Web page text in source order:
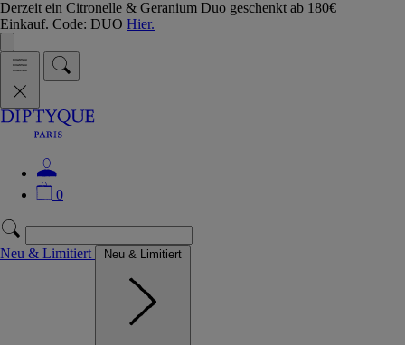
Derzeit ein Citronelle & Geranium Duo geschenkt ab 180€
Einkauf. Code: DUO Hier.
0
Neu & Limitiert Neu & Limitiert